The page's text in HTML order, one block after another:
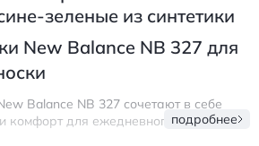
зеленые из синтетики
New Balance NB 327 для
Balance NB 327 сочетают в себе
комфорт для ежедневногоподробнее